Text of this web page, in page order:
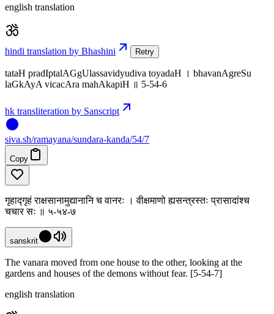
english translation
hindi translation by Bhashini Retry
tataH pradIptalAGgUlassavidyudiva toyadaH । bhavanAgreSu
laGkAyA vicacAra mahAkapiH ॥ 5-54-6
hk transliteration by Sanscript
siva.sh/ramayana/sundara-kanda/54/7
Copy
गृहाद्गृहं राक्षसानामुद्यानानि च वानरः । वीक्षमाणो ह्यसन्त्रस्तः प्रासादांश्च
चचार सः ॥ ५-५४-७
sanskrit
The vanara moved from one house to the other, looking at the
gardens and houses of the demons without fear. [5-54-7]
english translation